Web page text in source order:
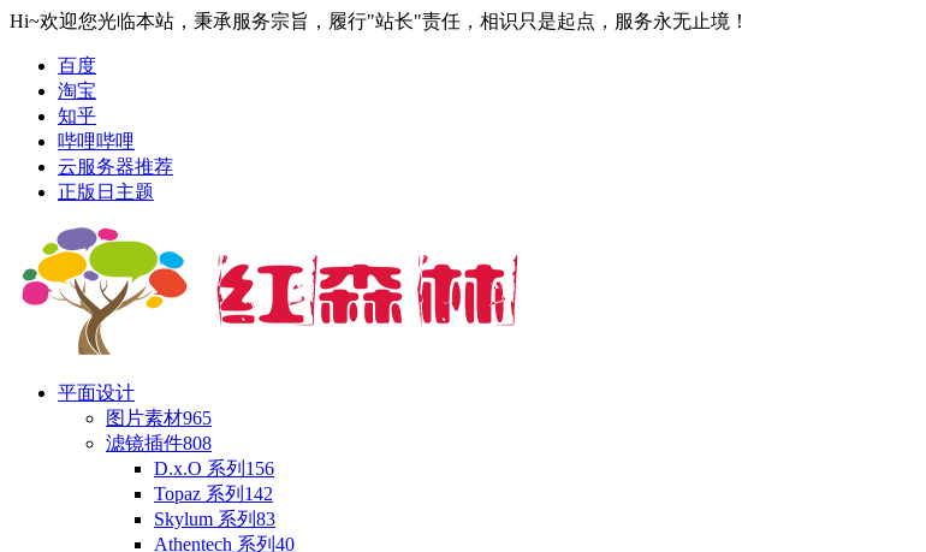
Hi~欢迎您光临本站，秉承服务宗旨，履行"站长"责任，相识只是起点，服务永无止境！
百度
淘宝
知乎
哔哩哔哩
云服务器推荐
正版日主题
平面设计
图片素材965
滤镜插件808
D.x.O 系列 156
Topaz 系列 142
Skylum 系列 83
Athentech 系列 40